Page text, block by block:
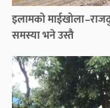
इलामको
समस्या भने उस्तै